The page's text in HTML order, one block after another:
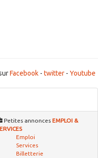
Facebook - twitter - Youtube
Petites annonces EMPLOI &
Emploi
Services
Billetterie